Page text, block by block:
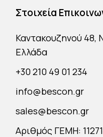
Στοιχεία
Καντακουζηνού 48,
Ελλάδα
+30 210 49 01 234
info@bescon.gr
sales@bescon.gr
Αριθμός ΓΕΜΗ: